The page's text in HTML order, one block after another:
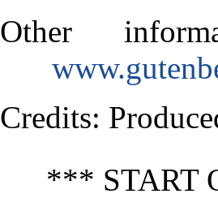
Other
Credits:
*** START